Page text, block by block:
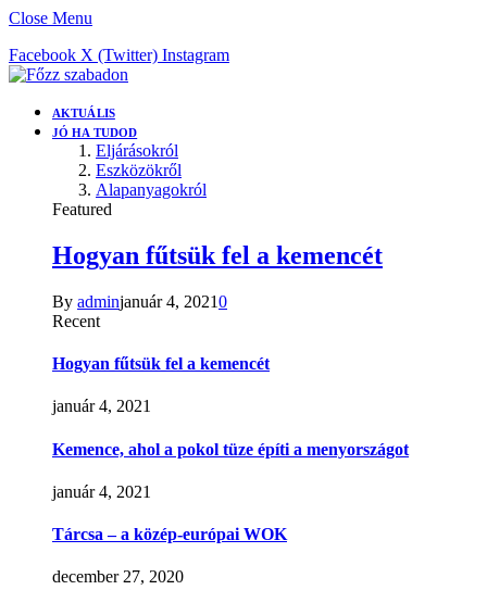
Close Menu
Facebook X (Twitter) Instagram
AKTUÁLIS
JÓ HA TUDOD
Eljárásokról
Eszközökről
Alapanyagokról
Featured
Hogyan fűtsük fel a kemencét
By adminjanuár 4, 20210
Recent
Hogyan fűtsük fel a kemencét
január 4, 2021
Kemence, ahol a pokol tüze építi a menyországot
január 4, 2021
Tárcsa – a közép-európai WOK
december 27, 2020